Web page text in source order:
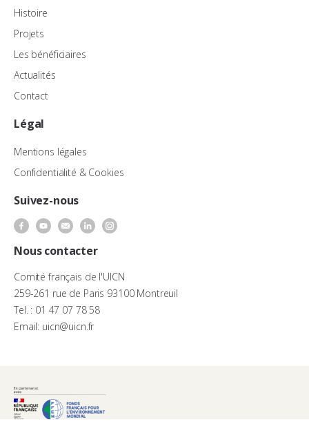
Histoire
Projets
Les bénéficiaires
Actualités
Contact
Légal
Mentions légales
Confidentialité & Cookies
Suivez-nous
Nous contacter
Comité français de l'UICN
259-261 rue de Paris 93100 Montreuil
Tel. : 01 47 07 78 58
Email: uicn@uicn.fr